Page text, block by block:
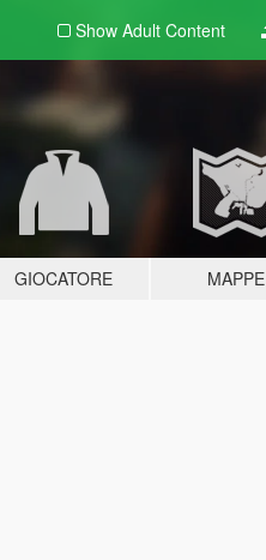
Show Adult Content
GIOCATORE MAPPE